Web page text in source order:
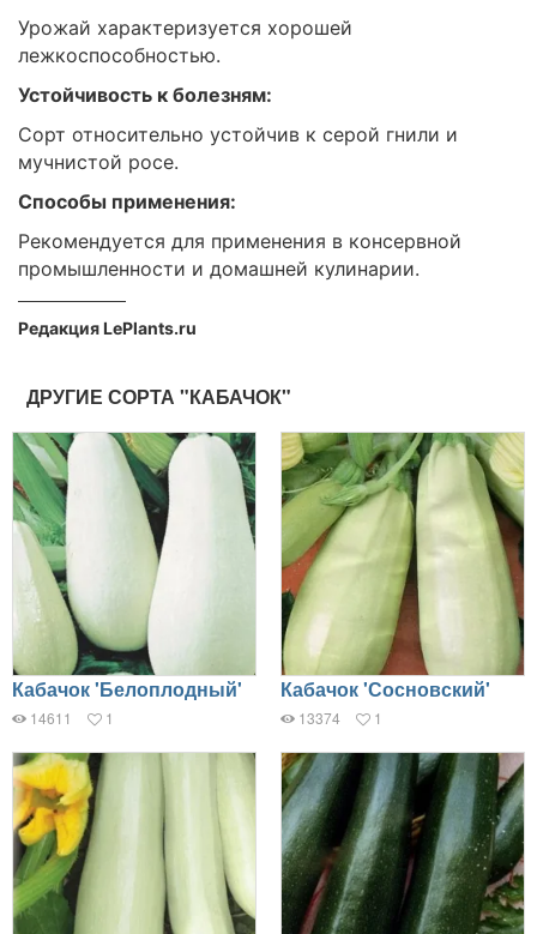
Урожай характеризуется хорошей
лежкоспособностью.
Устойчивость к болезням:
Сорт относительно устойчив к серой гнили и
мучнистой росе.
Способы применения:
Рекомендуется для применения в консервной
промышленности и домашней кулинарии.
Редакция LePlants.ru
ДРУГИЕ СОРТА "КАБАЧОК"
Кабачок 'Белоплодный'
14611 1
Кабачок 'Сосновский'
13374 1